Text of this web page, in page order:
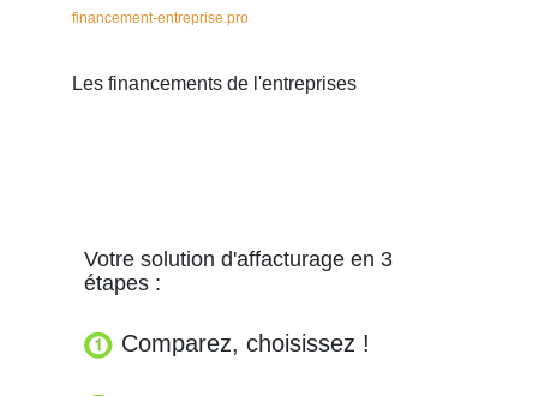
financement-entreprise.pro
Les financements de l'entreprises
Votre solution d'affacturage en 3
étapes :
Comparez, choisissez !